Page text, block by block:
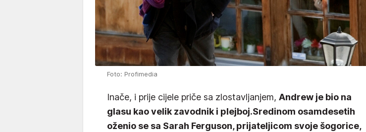
Foto: Profimedia
Inače, i prije cijele priče sa zlostavljanjem, Andrew je bio na
glasu kao velik zavodnik i plejboj.Sredinom osamdesetih
oženio se sa Sarah Ferguson, prijateljicom svoje šogorice,